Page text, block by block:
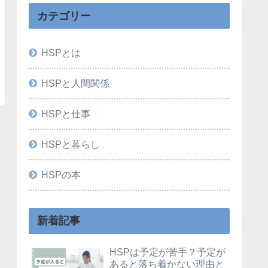
カテゴリー
HSPとは
HSPと人間関係
HSPと仕事
HSPと暮らし
HSPの本
新着記事
HSPは予定が苦手？予定が
あると落ち着かない理由と